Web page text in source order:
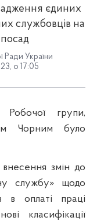
єдиних
службовців на
посад
Ради України
о 17:05
групи,
Чорним було
змін до
службу» щодо
в оплаті праці
класифікації